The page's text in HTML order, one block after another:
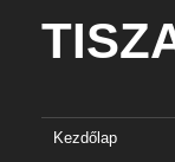
Kezdőlap